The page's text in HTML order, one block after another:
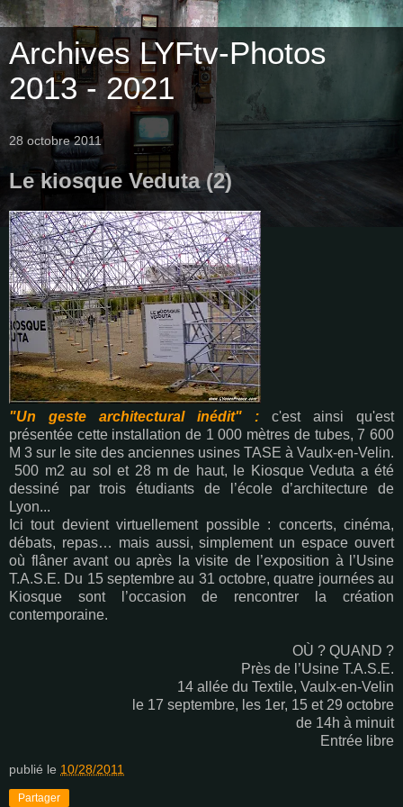
Archives LYFtv-Photos
2013 - 2021
28 octobre 2011
Le kiosque Veduta (2)
"Un geste architectural inédit" : c'est ainsi qu'est
présentée cette installation de 1 000 mètres de tubes, 7 600
M 3 sur le site des anciennes usines TASE à Vaulx-en-Velin.
500 m2 au sol et 28 m de haut, le Kiosque Veduta a été
dessiné par trois étudiants de l’école d’architecture de
Lyon...
Ici tout devient virtuellement possible : concerts, cinéma,
débats, repas… mais aussi, simplement un espace ouvert
où flâner avant ou après la visite de l’exposition à l’Usine
T.A.S.E. Du 15 septembre au 31 octobre, quatre journées au
Kiosque sont l’occasion de rencontrer la création
contemporaine.
OÙ ? QUAND ?
Près de l’Usine T.A.S.E.
14 allée du Textile, Vaulx-en-Velin
le 17 septembre, les 1er, 15 et 29 octobre
de 14h à minuit
Entrée libre
publié le 10/28/2011
Partager